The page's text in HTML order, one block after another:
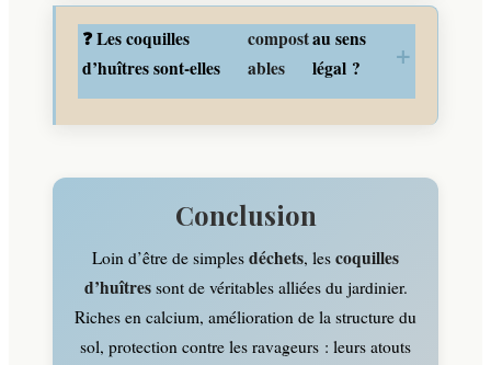
❓ Les coquilles
d’huîtres sont-elles
compost
ables
au sens
légal ?
Conclusion
Loin d’être de simples déchets, les coquilles
d’huîtressont de véritables alliées du jardinier.
Riches en calcium, amélioration de la structure du
sol, protection contre les ravageurs : leurs atouts